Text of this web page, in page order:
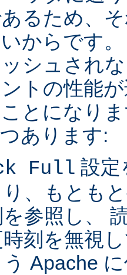
るため、
からです
シュされ
トの性能
とになり
あります:
Full 設定
、もとも
参照し、
刻を無視
Apache